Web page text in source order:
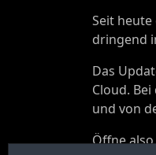
Seit
dringend
Das
Cloud.
und von
Öffne